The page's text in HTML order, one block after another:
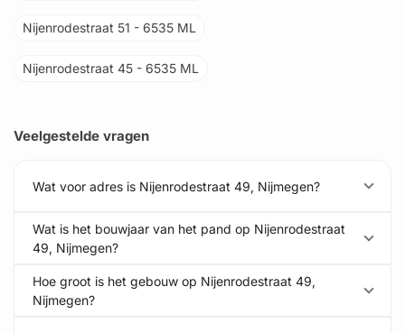
Nijenrodestraat 51 - 6535 ML
Nijenrodestraat 45 - 6535 ML
Veelgestelde vragen
Wat voor adres is Nijenrodestraat 49, Nijmegen?
Wat is het bouwjaar van het pand op Nijenrodestraat
49, Nijmegen?
Hoe groot is het gebouw op Nijenrodestraat 49,
Nijmegen?